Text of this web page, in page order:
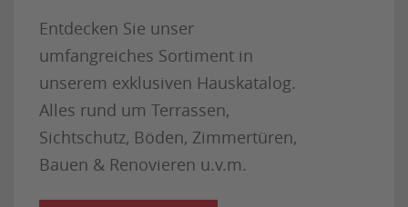
Entdecken Sie unser
umfangreiches Sortiment in
unserem exklusiven Hauskatalog.
Alles rund um Terrassen,
Sichtschutz, Böden, Zimmertüren,
Bauen & Renovieren u.v.m.